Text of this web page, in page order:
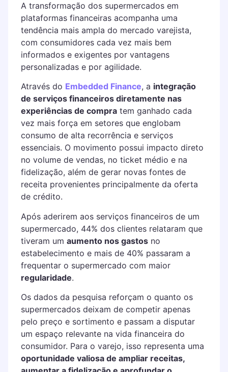
A transformação dos supermercados em
plataformas financeiras acompanha uma
tendência mais ampla do mercado varejista,
com consumidores cada vez mais bem
informados e exigentes por vantagens
personalizadas e por agilidade.
Através do Embedded Finance, a integração
de serviços financeiros diretamente nas
experiências de compratem ganhado cada
vez mais força em setores que englobam
consumo de alta recorrência e serviços
essenciais. O movimento possui impacto direto
no volume de vendas, no ticket médio e na
fidelização, além de gerar novas fontes de
receita provenientes principalmente da oferta
de crédito.
Após aderirem aos serviços financeiros de um
supermercado, 44% dos clientes relataram que
tiveram um aumento nos gastosno
estabelecimento e mais de 40% passaram a
frequentar o supermercado com maior
regularidade.
Os dados da pesquisa reforçam o quanto os
supermercados deixam de competir apenas
pelo preço e sortimento e passam a disputar
um espaço relevante na vida financeira do
consumidor. Para o varejo, isso representa uma
oportunidade valiosa de ampliar receitas,